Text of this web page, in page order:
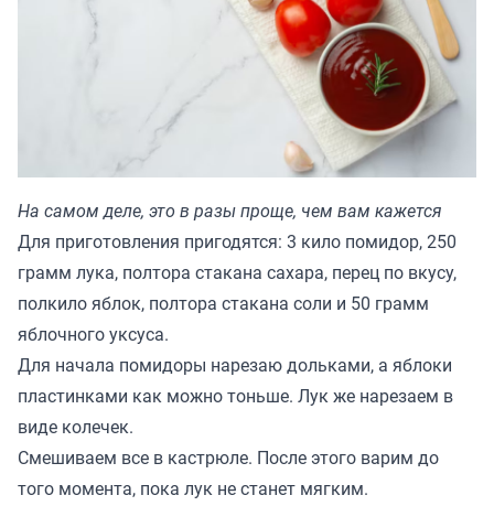
На самом деле, это в разы проще, чем вам кажется
Для приготовления пригодятся: 3 кило помидор, 250
грамм лука, полтора стакана сахара, перец по вкусу,
полкило яблок, полтора стакана соли и 50 грамм
яблочного уксуса.
Для начала помидоры нарезаю дольками, а яблоки
пластинками как можно тоньше. Лук же нарезаем в
виде колечек.
Смешиваем все в кастрюле. После этого варим до
того момента, пока лук не станет мягким.